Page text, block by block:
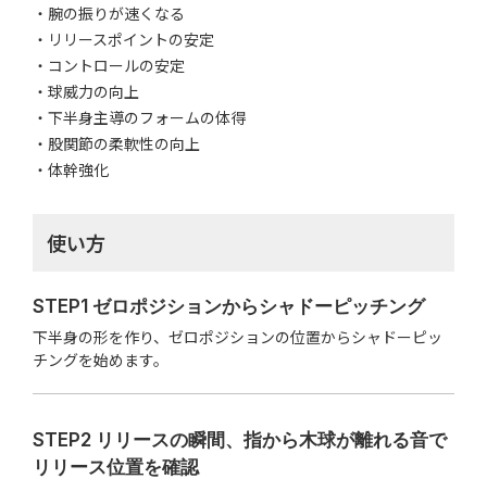
腕の振りが速くなる
リリースポイントの安定
コントロールの安定
球威力の向上
下半身主導のフォームの体得
股関節の柔軟性の向上
体幹強化
使い方
STEP1 ゼロポジションからシャドーピッチング
下半身の形を作り、ゼロポジションの位置からシャドーピッ
チングを始めます。
STEP2 リリースの瞬間、指から木球が離れる音で
リリース位置を確認